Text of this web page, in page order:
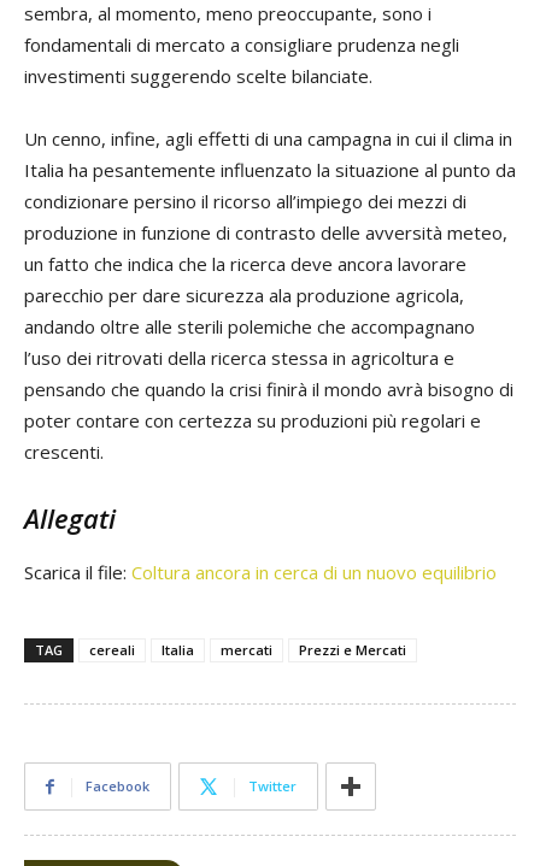
sembra, al momento, meno preoccupante, sono i
fondamentali di mercato a consigliare prudenza negli
investimenti suggerendo scelte bilanciate.
Un cenno, infine, agli effetti di una campagna in cui il clima in
Italia ha pesantemente influenzato la situazione al punto da
condizionare persino il ricorso all’impiego dei mezzi di
produzione in funzione di contrasto delle avversità meteo,
un fatto che indica che la ricerca deve ancora lavorare
parecchio per dare sicurezza ala produzione agricola,
andando oltre alle sterili polemiche che accompagnano
l’uso dei ritrovati della ricerca stessa in agricoltura e
pensando che quando la crisi finirà il mondo avrà bisogno di
poter contare con certezza su produzioni più regolari e
crescenti.
Allegati
Scarica il file: Coltura ancora in cerca di un nuovo equilibrio
TAG cereali Italia mercati Prezzi e Mercati
Facebook Twitter